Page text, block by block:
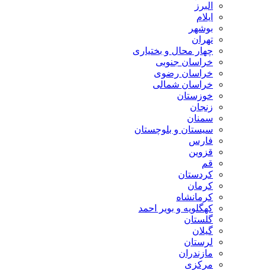
البرز
ایلام
بوشهر
تهران
چهار محال و بختیاری
خراسان جنوبی
خراسان رضوی
خراسان شمالی
خوزستان
زنجان
سمنان
سیستان و بلوچستان
فارس
قزوین
قم
کردستان
کرمان
کرمانشاه
کهگلویه و بویر احمد
گلستان
گیلان
لرستان
مازندران
مرکزی